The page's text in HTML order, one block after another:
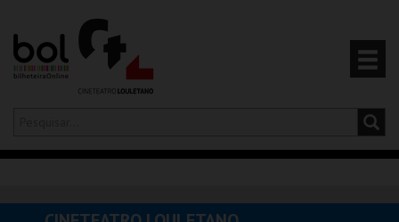
Olá,iniciar sessão
CARRINHO